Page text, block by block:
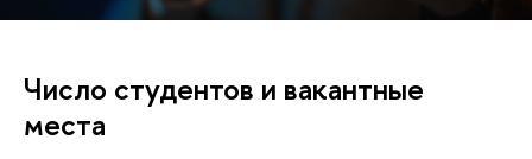
Число студентов и вакантные
места